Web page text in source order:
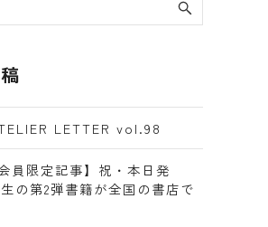
LETTER vol.98
員限定記事】祝・本日発
の第2弾書籍が全国の書店で